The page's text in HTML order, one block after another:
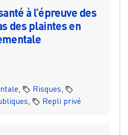
à l’épreuve des
des plaintes en
Risques
Repli privé